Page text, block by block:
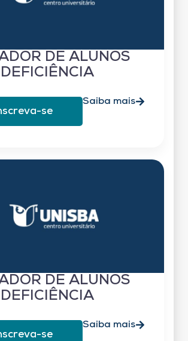
DE ALUNOS
se
Saiba mais
DE ALUNOS
se
Saiba mais